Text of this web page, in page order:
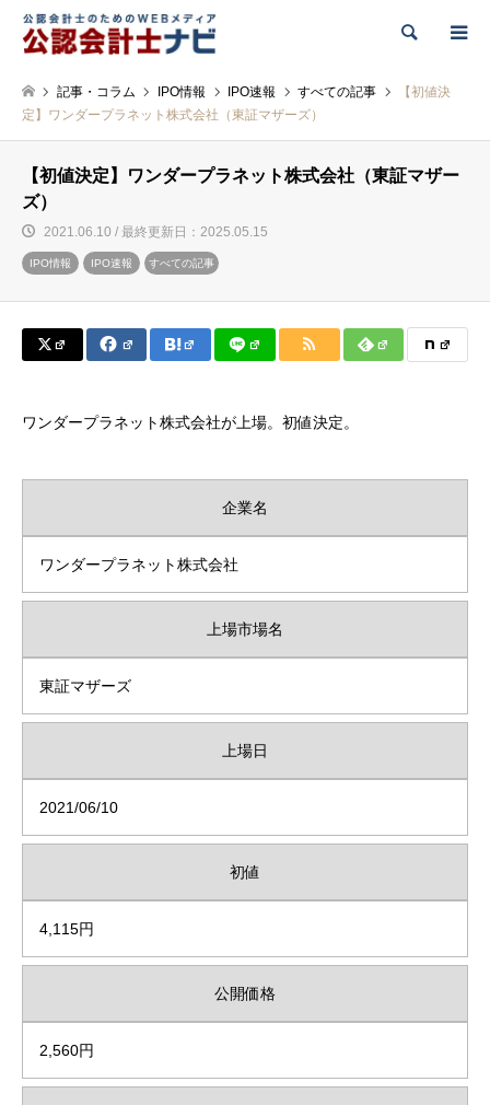
検索
記事・コラム IPO情報 IPO速報 すべての記事
【初値決
定】ワンダープラネット株式会社（東証マザーズ）
【初値決定】ワンダープラネット株式会社（東証マザー
ズ）
2021.06.10 / 最終更新日：2025.05.15
IPO情報 IPO速報 すべての記事
ワンダープラネット株式会社が上場。初値決定。
企業名
ワンダープラネット株式会社
上場市場名
東証マザーズ
上場日
2021/06/10
初値
4,115円
公開価格
2,560円